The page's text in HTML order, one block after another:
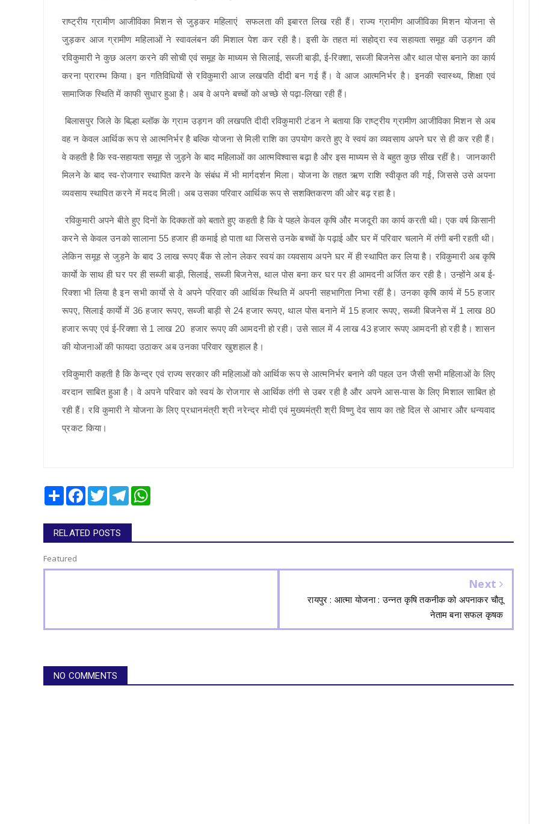
राष्ट्रीय ग्रामीण आजीविका मिशन से जुड़कर महिलाएं सफलता की इबारत लिख रही हैं। राज्य ग्रामीण आजीविका मिशन योजना से
जुड़कर आज ग्रामीण महिलाओं ने स्वावलंबन की मिशाल पेश कर रही है। इसी के तहत मां सहोद्रा स्व सहायता समूह की उड़गन की
रविकुमारी ने कुछ अलग करने की सोची एवं समूह के माध्यम से सिलाई, सब्जी बाड़ी, ई-रिक्शा, सब्जी बिजनेस और थाल पोस बनाने का कार्य
करना प्रारम्भ किया। इन गतिविधियों से रविकुमारी आज लखपति दीदी बन गई हैं। वे आज आत्मनिर्भर है। इनकी स्वास्थ्य, शिक्षा एवं
सामाजिक स्थिति में काफी सुधार हुआ है। अब वे अपने बच्चों को अच्छे से पढ़ा-लिखा रही हैं।
बिलासपुर जिले के बिल्हा ब्लॉक के ग्राम उड़गन की लखपति दीदी रविकुमारी टंडन ने बताया कि राष्ट्रीय ग्रामीण आजीविका मिशन से अब
वह न केवल आर्थिक रूप से आत्मनिर्भर है बल्कि योजना से मिली राशि का उपयोग करते हुए वे स्वयं का व्यवसाय अपने घर से ही कर रही हैं।
वे कहती है कि स्व-सहायता समूह से जुड़ने के बाद महिलाओं का आत्मविश्वास बढ़ा है और इस माध्यम से वे बहुत कुछ सीख रहीं है। जानकारी
मिलने के बाद स्व-रोजगार स्थापित करने के संबंध में भी मार्गदर्शन मिला। योजना के तहत ऋण राशि स्वीकृत की गई, जिससे उसे अपना
व्यवसाय स्थापित करने में मदद मिली। अब उसका परिवार आर्थिक रूप से सशक्तिकरण की ओर बढ़ रहा है।
रविकुमारी अपने बीते हुए दिनों के दिक्कतों को बताते हुए कहती है कि वे पहले केवल कृषि और मजदूरी का कार्य करती थी। एक वर्ष किसानी
करने से केवल उनको सालाना 55 हजार ही कमाई हो पाता था जिससे उनके बच्चों के पढ़ाई और घर में परिवार चलाने में तंगी बनी रहती थी।
लेकिन समूह से जुड़ने के बाद 3 लाख रूपए बैंक से लोन लेकर स्वयं का व्यवसाय अपने घर में ही स्थापित कर लिया है। रविकुमारी अब कृषि
कार्याे के साथ ही घर पर ही सब्जी बाड़ी, सिलाई, सब्जी बिजनेस, थाल पोस बना कर घर पर ही आमदनी अर्जित कर रही है। उन्होंने अब ई-
रिक्शा भी लिया है इन सभी कार्याे से वे अपने परिवार की आर्थिक स्थिति में अपनी सहभागिता निभा रहीं है। उनका कृषि कार्य में 55 हजार
रूपए, सिलाई कार्याे में 36 हजार रूपए, सब्जी बाड़ी से 24 हजार रूपए, थाल पोस बनाने में 15 हजार रूपए, सब्जी बिजनेस में 1 लाख 80
हजार रूपए एवं ई-रिक्शा से 1 लाख 20 हजार रूपए की आमदनी हो रही। उसे साल में 4 लाख 43 हजार रूपए आमदनी हो रही है। शासन
की योजनाओं की फायदा उठाकर अब उनका परिवार खुशहाल है।
रविकुमारी कहती है कि केन्द्र एवं राज्य सरकार की महिलाओं को आर्थिक रूप से आत्मनिर्भर बनाने की पहल उन जैसी सभी महिलाओं के लिए
वरदान साबित हुआ है। वे अपने परिवार को स्वयं के रोजगार से आर्थिक तंगी से उबर रही है और अपने आस-पास के लिए मिशाल साबित हो
रही हैं। रवि कुमारी ने योजना के लिए प्रधानमंत्री श्री नरेन्द्र मोदी एवं मुख्यमंत्री श्री विष्णु देव साय का तहे दिल से आभार और धन्यवाद
प्रकट किया।
Share Facebook
TwitterTelegram
RELATED POSTS
Featured
Next
रायपुर : आत्मा योजना : उन्नत कृषि तकनीक को अपनाकर चौतू
नेताम बना सफल कृषक
NO COMMENTS